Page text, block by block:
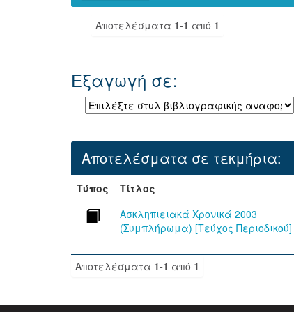
Αποτελέσματα 1-1 από 1
Εξαγωγή σε:
Αποτελέσματα σε τεκμήρια:
Τύπος Τίτλος
Ασκληπιειακά Χρονικά 2003
(Συμπλήρωμα) [Τεύχος Περιοδικού]
Αποτελέσματα 1-1 από 1